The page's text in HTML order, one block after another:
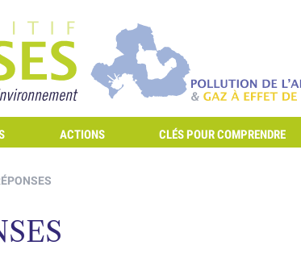
Projet Réponses - Réduire les POllutioNs en Santé
SUR LA POLLUTION DE L'AIR ET LES GAZ À EFFET
ACTIONS CLÉS POUR COMPRENDRE